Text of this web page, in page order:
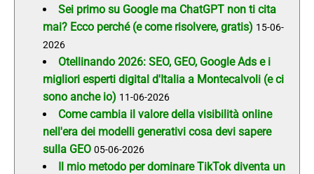
Sei primo su Google ma ChatGPT non ti cita
mai? Ecco perché (e come risolvere, gratis) 15-06-
2026
Otellinando 2026: SEO, GEO, Google Ads e i
migliori esperti digital d'Italia a Montecalvoli (e ci
sono anche io) 11-06-2026
Come cambia il valore della visibilità online
nell'era dei modelli generativi cosa devi sapere
sulla GEO 05-06-2026
Il mio metodo per dominare TikTok diventa un